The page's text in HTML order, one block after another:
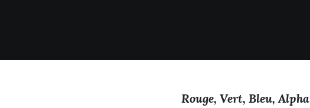
Rouge, Vert, Bleu, Alpha